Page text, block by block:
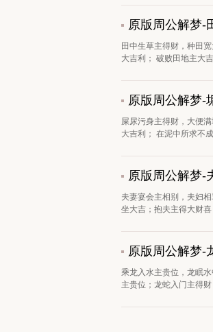
原版周公解梦-
田中生草主得财，种田
大吉利； 破败田地主大
原版周公解梦-
屎尿污身主得财，大便
大吉利； 在泥中所求不
原版周公解梦-
夫妻宴会主相别，夫妇
坐大吉；抱夫主得大财
原版周公解梦-
乘龙入水主贵位，龙眠
主贵位；龙蛇入门主得